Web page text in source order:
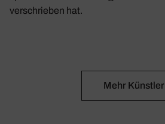
verschrieben hat.
Mehr Künstler